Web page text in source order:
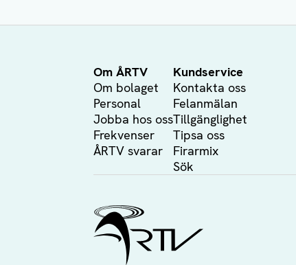
Om ÅRTV
Om bolaget
Personal
Jobba hos oss
Frekvenser
ÅRTV svarar
Kundservice
Kontakta oss
Felanmälan
Tillgänglighet
Tipsa oss
Firarmix
Sök
Ålands Radio & TV